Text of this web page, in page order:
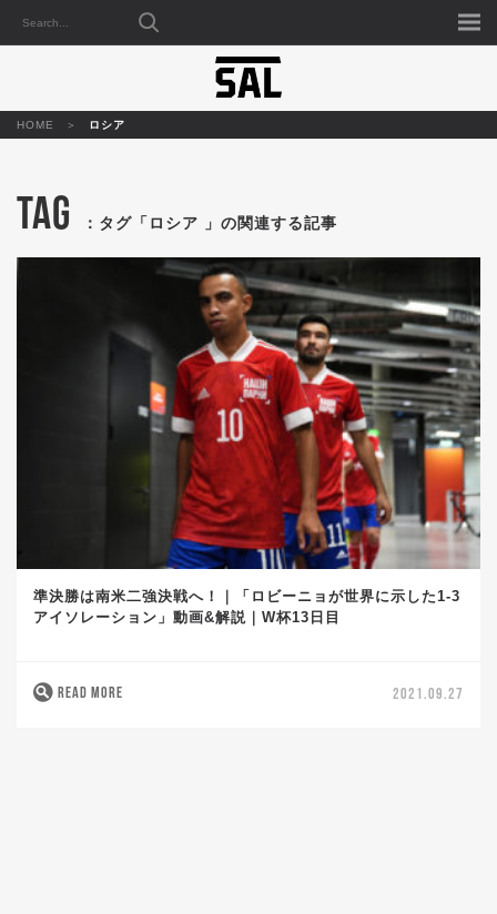
HOME ロシア
TAG ：タグ「ロシア 」の関連する記事
準決勝は南米二強決戦へ！｜「ロビーニョが世界に示した1-3
アイソレーション」動画&解説｜W杯13日目
READ MORE 2021.09.27